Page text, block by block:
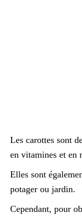
Les carottes sont
en vitamines et en
Elles sont
potager ou jardin.
Cependant, pour